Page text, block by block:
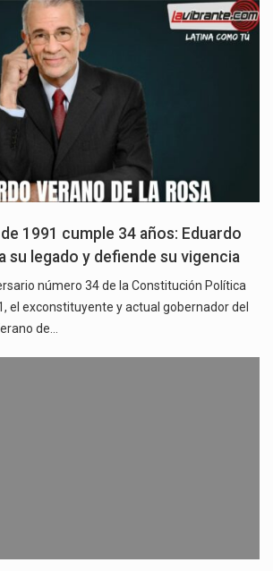
1991 cumple 34 años: Eduardo
su legado y defiende su vigencia
número 34 de la Constitución Política
el exconstituyente y actual gobernador del
de…